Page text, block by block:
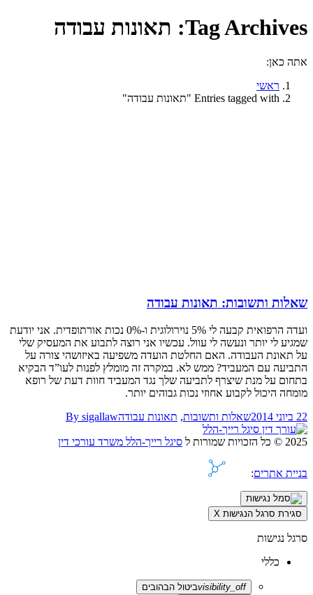
Tag Archives: תאונות עבודה
אתה כאן:
ראשי
Entries tagged with "תאונות עבודה"
שאלות ותשובות: תאונות עבודה
ועדה הרפואית קבעה לי 5% נוירולוגית ו-0% נכות אורתופדית. אני יודעת
שמגיע לי יותר ונעשה לי עוול. עכשיו אני רוצה לתבוע את המעסיק שלי
על תאונת העבודה. האם החלטת הועדה משפיעה באיזושהי צורה על
התביעה עם המעביד? ממש לא. במקרה זה מומלץ לפנות לעו”ד הבקיא
בתחום על מנת שיצרף לתביעה שלך נגד המעביד חוות דעת של רופא
מומחה היכול לקבוע אחוזי נכות גבוהים יותר.
22 ביוני 2014
שאלות ותשובות, תאונות עבודה By sigallaw
2025 © כל הזכויות שמורות ל סיגל רייך-הלל משרד עורכי דין
בניית אתרים:
סגירת סרגל הנגישות X
סרגל נגישות
כללי
visibility_offביטול הבהובים